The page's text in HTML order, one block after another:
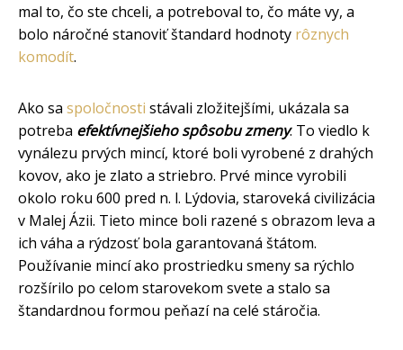
mal to, čo ste chceli, a potreboval to, čo máte vy, a
bolo náročné stanoviť štandard hodnoty rôznych
komodít.
Ako sa spoločnosti stávali zložitejšími, ukázala sa
potreba efektívnejšieho spôsobu zmeny. To viedlo k
vynálezu prvých mincí, ktoré boli vyrobené z drahých
kovov, ako je zlato a striebro. Prvé mince vyrobili
okolo roku 600 pred n. l. Lýdovia, staroveká civilizácia
v Malej Ázii. Tieto mince boli razené s obrazom leva a
ich váha a rýdzosť bola garantovaná štátom.
Používanie mincí ako prostriedku smeny sa rýchlo
rozšírilo po celom starovekom svete a stalo sa
štandardnou formou peňazí na celé stáročia.